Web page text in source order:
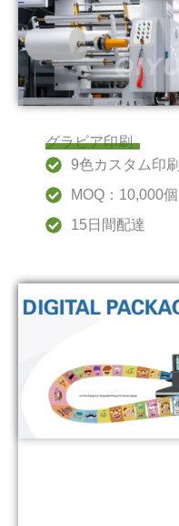
グラビア印刷
9色カスタム印刷
MOQ：10,000個
15日間配達